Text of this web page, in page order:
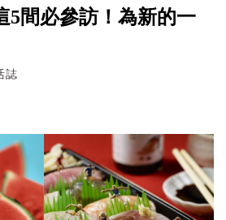
5間必參訪！為新的一
誌